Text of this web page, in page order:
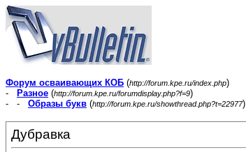
Форум осваивающих КОБ (http://forum.kpe.ru/index.php)
-
Разное (http://forum.kpe.ru/forumdisplay.php?f=9)
- - Образы букв (http://forum.kpe.ru/showthread.php?t=22977)
Дубравка